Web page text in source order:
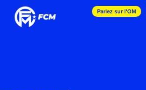
Pariez sur l'OM